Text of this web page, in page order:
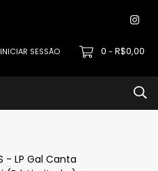
INICIAR SESSÃO 0 - R$0,00
- LP Gal Canta